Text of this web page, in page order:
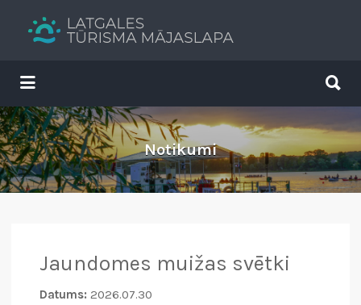
Tavs brīvdienu ceļvedis
Search
for:
for:
Notikumi
Jaundomes muižas svētki
Datums: 2026.07.30